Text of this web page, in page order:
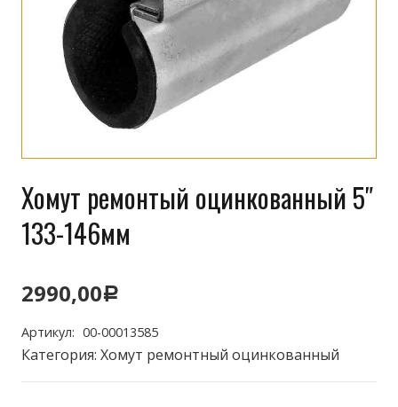
Хомут ремонтый оцинкованный 5″
133-146мм
2990,00Р
Артикул: 00-00013585
Категория: Хомут ремонтный оцинкованный